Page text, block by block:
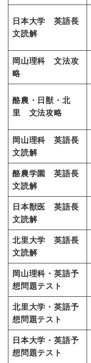
日本大学 英語長
文読解
岡山理科 文法攻
略
酪農・日獣・北
里 文法攻略
岡山理科 英語長
文読解
酪農学園 英語長
文読解
日本獣医 英語長
文読解
北里大学 英語長
文読解
岡山理科・英語予
想問題テスト
北里大学・英語予
想問題テスト
日本大学・英語予
想問題テスト